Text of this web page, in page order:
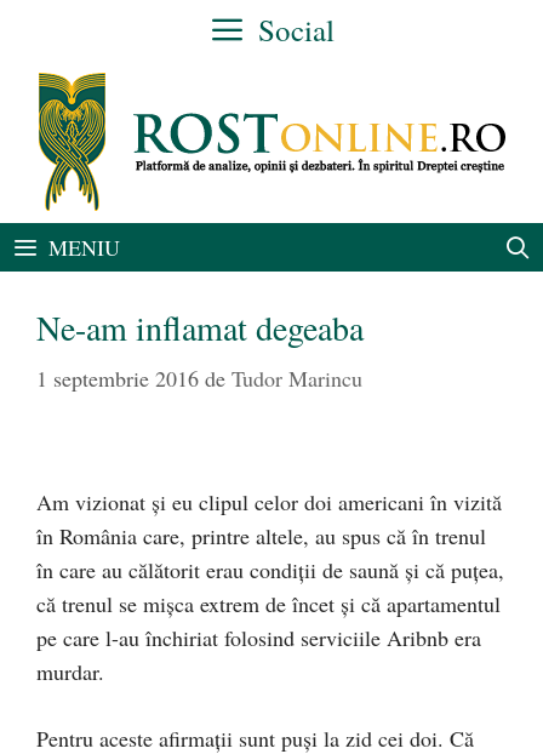
conținut
Social
MENIU
Ne-am inflamat degeaba
1 septembrie 2016 de Tudor Marincu
Am vizionat și eu clipul celor doi americani în vizită
în România care, printre altele, au spus că în trenul
în care au călătorit erau condiții de saună și că puțea,
că trenul se mișca extrem de încet și că apartamentul
pe care l-au închiriat folosind serviciile Aribnb era
murdar.
Pentru aceste afirmații sunt puși la zid cei doi. Că